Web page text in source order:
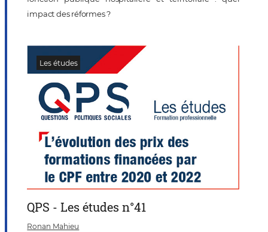
impact des réformes ?
QPS - Les études n°41
Ronan Mahieu
Les études